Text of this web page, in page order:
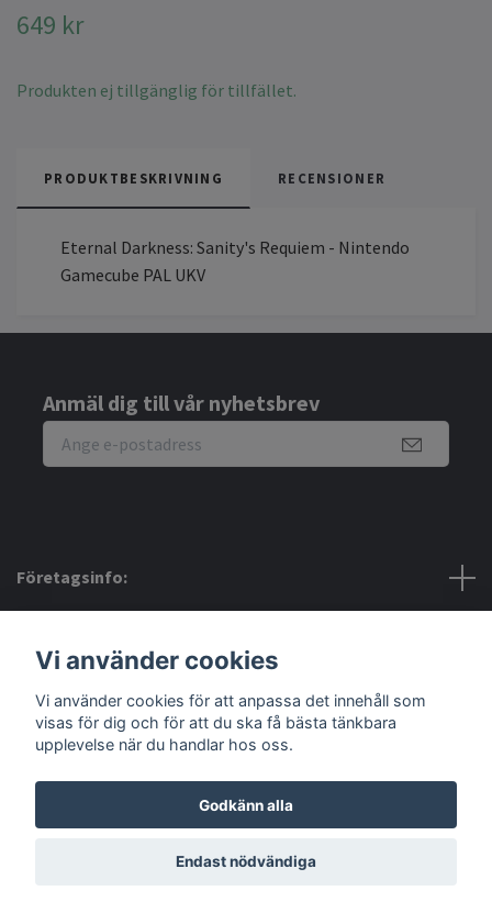
649 kr
Produkten ej tillgänglig för tillfället.
PRODUKTBESKRIVNING RECENSIONER
Eternal Darkness: Sanity's Requiem - Nintendo
Gamecube PAL UKV
Anmäl dig till vår nyhetsbrev
Företagsinfo:
Sociala medier
© 2026 Amerino
Vi använder cookies
Vi använder cookies för att anpassa det innehåll som
visas för dig och för att du ska få bästa tänkbara
upplevelse när du handlar hos oss.
Godkänn alla
Endast nödvändiga